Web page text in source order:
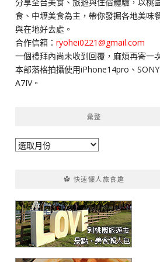
字:
食、中壢美食為主，帶你發掘各地美味
與在地好去處。
合作信箱： ryohei0221@gmail.com
一個禮拜內尚未收到回覆，麻煩再寄一
本部落格拍攝使用iPhone14pro、SONY
A7IV。
彙整
彙
✿ 快速懶人旅食趣